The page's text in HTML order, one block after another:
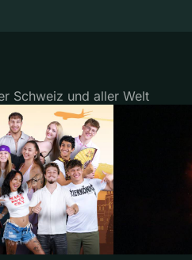
Schweiz und aller Welt